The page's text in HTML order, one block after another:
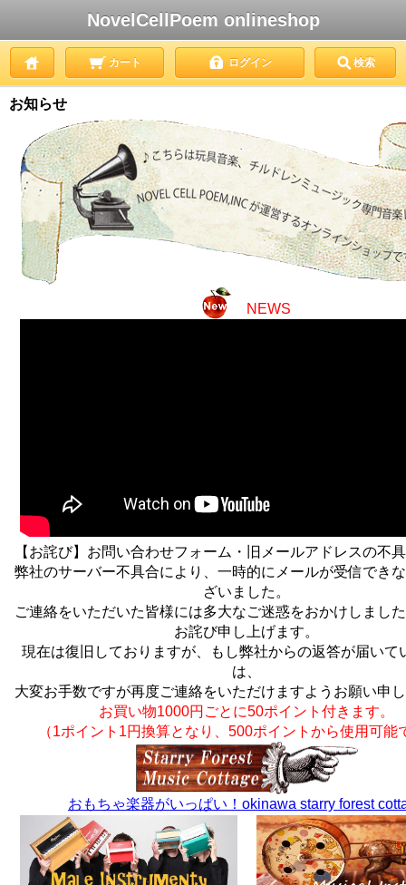
NovelCellPoem onlineshop
カート ログイン 検索
お知らせ
NEWS
【お詫び】お問い合わせフォーム・旧メールアドレスの不
弊社のサーバー不具合により、一時的にメールが受信でき
ざいました。
ご連絡をいただいた皆様には多大なご迷惑をおかけしまし
お詫び申し上げます。
現在は復旧しておりますが、もし弊社からの返答が届いて
は、
大変お手数ですが再度ご連絡をいただけますようお願い申
お買い物1000円ごとに50ポイント付きます。
（1ポイント1円換算となり、500ポイントから使用可能
おもちゃ楽器がいっぱい！okinawa starry forest